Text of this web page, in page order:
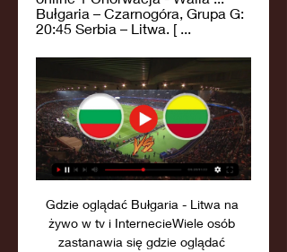
Bułgaria – Czarnogóra, Grupa G:
20:45 Serbia – Litwa. [ ...
Gdzie oglądać Bułgaria - Litwa na
żywo w tv i InternecieWiele osób
zastanawia się gdzie oglądać